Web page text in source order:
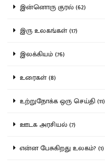
இன்னொரு குரல் (62)
இரு உலகங்கள் (17)
இலக்கியம் (76)
உரைகள் (8)
உற்றுநோக்க ஒரு செய்தி (11)
ஊடக அரசியல் (7)
என்ன பேசுகிறது உலகம்? (1)